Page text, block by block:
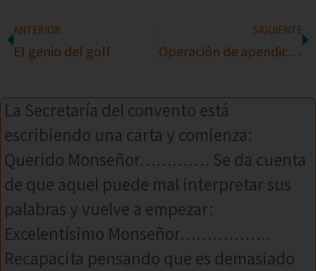
ANTERIOR
El genio del golf
SIGUIENTE
Operación de apendicitis
La Secretaría del convento está
escribiendo una carta y comienza:
Querido Monseñor…………. Se da cuenta
de que aquel puede mal interpretar sus
palabras y vuelve a empezar:
Excelentísimo Monseñor……………..
Recapacita pensando que es demasiado